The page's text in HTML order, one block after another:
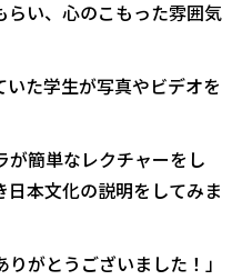
らい、心のこもった雰囲気
た学生が写真やビデオを
が簡単なレクチャーをし
本文化の説明をしてみま
がとうございました！」